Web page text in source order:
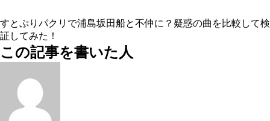
すとぷりパクリで浦島坂田船と不仲に？疑惑の曲を比較して検
証してみた！
この記事を書いた人